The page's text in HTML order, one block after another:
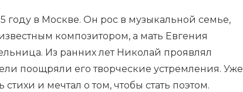
году в Москве. Он рос в музыкальной семье,
композитором, а мать Евгения
Из ранних лет Николай проявлял
поощряли его творческие устремления. Уже
и мечтал о том, чтобы стать поэтом.